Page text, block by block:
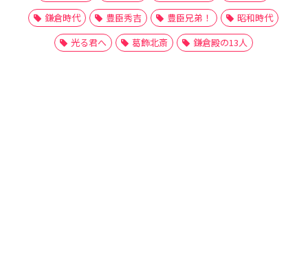
鎌倉時代
豊臣秀吉 豊臣兄弟！
昭和時代
光る君へ
葛飾北斎 鎌倉殿の13人